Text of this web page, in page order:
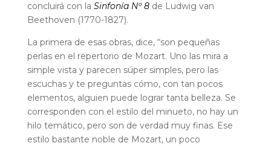
concluirá con la Sinfonía Nº 8 de Ludwig van
Beethoven (1770-1827).
La primera de esas obras, dice, “son pequeñas
perlas en el repertorio de Mozart. Uno las mira a
simple vista y parecen súper simples, pero las
escuchas y te preguntas cómo, con tan pocos
elementos, alguien puede lograr tanta belleza. Se
corresponden con el estilo del minueto, no hay un
hilo temático, pero son de verdad muy finas. Ese
estilo bastante noble de Mozart, un poco